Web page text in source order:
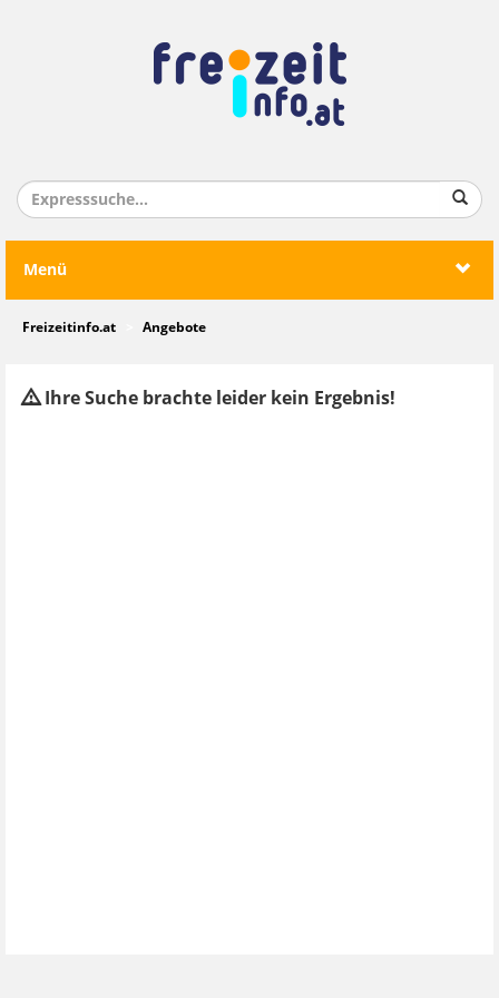
Menü
Freizeitinfo.at Angebote
Ihre Suche brachte leider kein Ergebnis!